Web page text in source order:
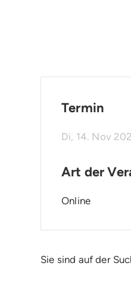
Termin
Di, 14. Nov
Art der
Online
Sie sind auf der